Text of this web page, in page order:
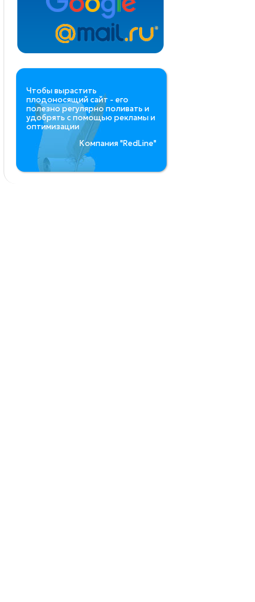
Чтобы вырастить
плодоносящий сайт - его
полезно регулярно поливать и
удобрять с помощью рекламы и
оптимизации
Компания "RedLine"